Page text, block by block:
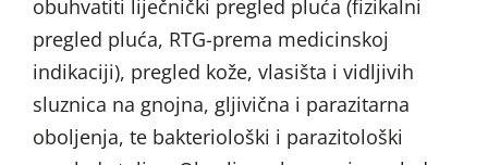
obuhvatiti liječnički pregled pluća (fizikalni
pregled pluća, RTG-prema medicinskoj
indikaciji), pregled kože, vlasišta i vidljivih
sluznica na gnojna, gljivična i parazitarna
oboljenja, te bakteriološki i parazitološki